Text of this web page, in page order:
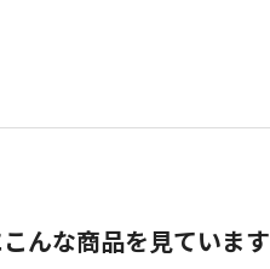
んな商品を見ています